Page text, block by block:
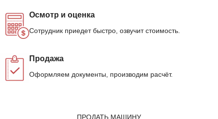
Осмотр и оценка
Сотрудник приедет быстро, озвучит стоимость.
Продажа
Оформляем документы, производим расчёт.
ПРОДАТЬ МАШИНУ